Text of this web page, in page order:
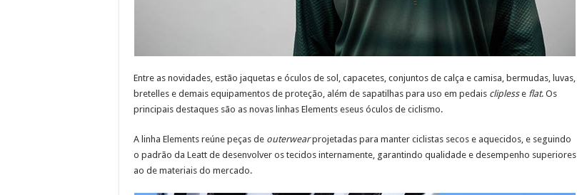
Entre as novidades, estão jaquetas e óculos de sol, capacetes, conjuntos de calça e camisa, bermudas, luvas,
bretelles e demais equipamentos de proteção, além de sapatilhas para uso em pedais cliplesse flat. Os
principais destaques são as novas linhas Elements eseus óculos de ciclismo.
A linha Elements reúne peças de outerwearprojetadas para manter ciclistas secos e aquecidos, e seguindo
o padrão da Leatt de desenvolver os tecidos internamente, garantindo qualidade e desempenho superiores
ao de materiais do mercado.